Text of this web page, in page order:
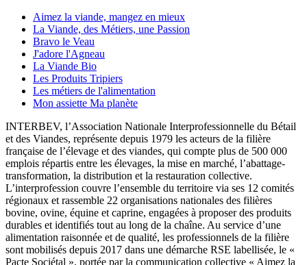
Aimez la viande, mangez en mieux
La Viande, des Métiers, une Passion
Bravo le Veau
J'adore l'Agneau
La Viande Bio
Les Produits Tripiers
Les métiers de l'alimentation
Mon assiette Ma planète
INTERBEV, l’Association Nationale Interprofessionnelle du Bétail
et des Viandes, représente depuis 1979 les acteurs de la filière
française de l’élevage et des viandes, qui compte plus de 500 000
emplois répartis entre les élevages, la mise en marché, l’abattage-
transformation, la distribution et la restauration collective.
L’interprofession couvre l’ensemble du territoire via ses 12 comités
régionaux et rassemble 22 organisations nationales des filières
bovine, ovine, équine et caprine, engagées à proposer des produits
durables et identifiés tout au long de la chaîne. Au service d’une
alimentation raisonnée et de qualité, les professionnels de la filière
sont mobilisés depuis 2017 dans une démarche RSE labellisée, le «
Pacte Sociétal », portée par la communication collective « Aimez la